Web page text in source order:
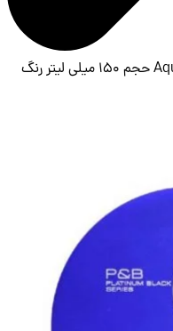
واکس مو ردوان red one مدل Aqua حجم 150 میلی لیتر رنگ